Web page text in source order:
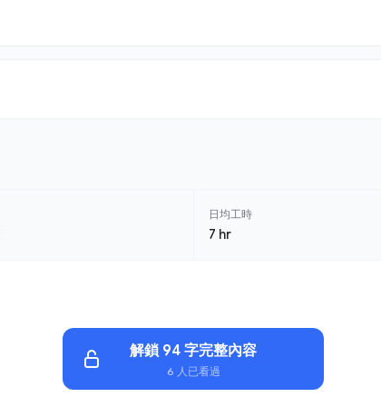
日均工時
7 hr
解鎖 94 字完整內容
6 人已看過